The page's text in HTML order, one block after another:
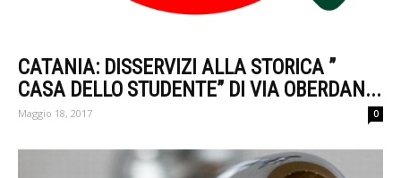
CATANIA: DISSERVIZI ALLA STORICA ”
CASA DELLO STUDENTE” DI VIA OBERDAN...
Maggio 18, 2017 0